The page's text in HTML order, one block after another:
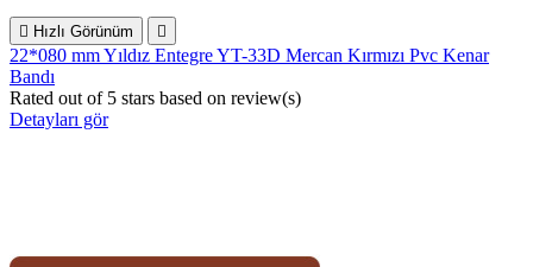
 Hızlı Görünüm 
22*080 mm Yıldız Entegre YT-33D Mercan Kırmızı Pvc Kenar
Bandı
Rated out of 5 stars based on review(s)
Detayları gör